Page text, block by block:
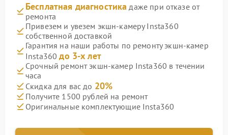
Бесплатная диагностика даже при отказе от
ремонта
Привезем и увезем экшн-камеру Insta360
собственной доставкой
Гарантия на наши работы по ремонту экшн-камер
Insta360до 3-х лет
Срочный ремонт экшн-камер Insta360 в течении
часа
Скидка для вас до 20%
Получите 1500 рублей на ремонт
Оригинальные комплектующие Insta360